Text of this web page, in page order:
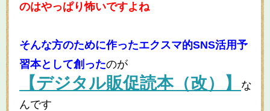
のはやっぱり怖いですよね
そんな方のために作ったエクスマ的SNS活用予
習本として創ったのが
【デジタル販促読本（改）】
な
んです